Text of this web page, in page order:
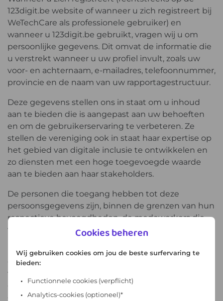
123digit.be website of wanneer u zich registreert bij
WeTechCare als professionele gebruiker) en
wanneer u 123digit.be gebruikt, vragen wij u om
persoonlijke gegevens. Dit omvat de informatie die
u verstrekt wanneer u uw profiel invult, zoals uw
voor- en achternaam, e-mailadres, telefoonnummer,
provincie en de naam van uw rapportagestructuur.
Deze gegevens stellen ons in staat om u inhoud
aan te bieden die is aangepast aan uw behoeften
en om de gebruikerservaring te verbeteren. Ze
stellen de vereniging ook in staat haar expertise op
het gebied van digitale inclusie te ontwikkelen en
zo diensten met een hoge toegevoegde waarde
aan te bieden aan haar stakeholders.
De personen die toegang hebben tot deze
persoonsgegevens zijn, binnen de grenzen van hun
respectieve bevoegdheden, de medewerkers die
verantwoordelijk zijn voor het 123Digit-project.
De rechtsgrondslag voor de verwerking van deze
gegevens is de verzameling van de toestemming
van de gebruiker bij zijn eerste bezoek of registratie
op het platform. Sommige niet-persoonlijke
gebruiksgegevens kunnen worden gedeeld via een
Cookies beheren
Wij gebruiken cookies om jou de beste surfervaring te
bieden:
Functionnele cookies (verpflicht)
Analytics-cookies (optioneel)*